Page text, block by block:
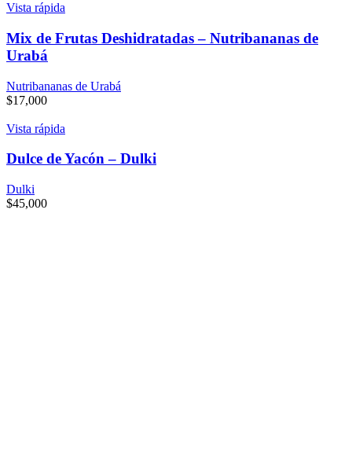
Vista rápida
Mix de Frutas Deshidratadas – Nutribananas de
Urabá
Nutribananas de Urabá
$17,000
Vista rápida
Dulce de Yacón – Dulki
Dulki
$45,000